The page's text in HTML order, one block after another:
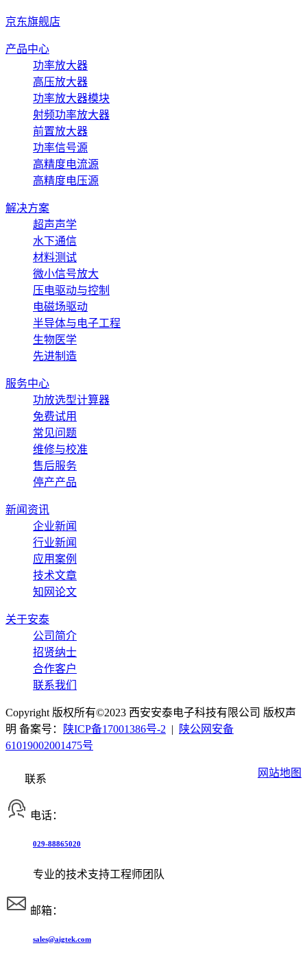
京东旗舰店
产品中心
功率放大器
高压放大器
功率放大器模块
射频功率放大器
前置放大器
功率信号源
高精度电流源
高精度电压源
解决方案
超声声学
水下通信
材料测试
微小信号放大
压电驱动与控制
电磁场驱动
半导体与电子工程
生物医学
先进制造
服务中心
功放选型计算器
免费试用
常见问题
维修与校准
售后服务
停产产品
新闻资讯
企业新闻
行业新闻
应用案例
技术文章
知网论文
关于安泰
公司简介
招贤纳士
合作客户
联系我们
Copyright 版权所有©2023 西安安泰电子科技有限公司 版权声
明 备案号：
陕ICP备17001386号-2 |
陕公网安备
61019002001475号
网站地图
联系
电话：
029-88865020
专业的技术支持工程师团队
邮箱：
sales@aigtek.com